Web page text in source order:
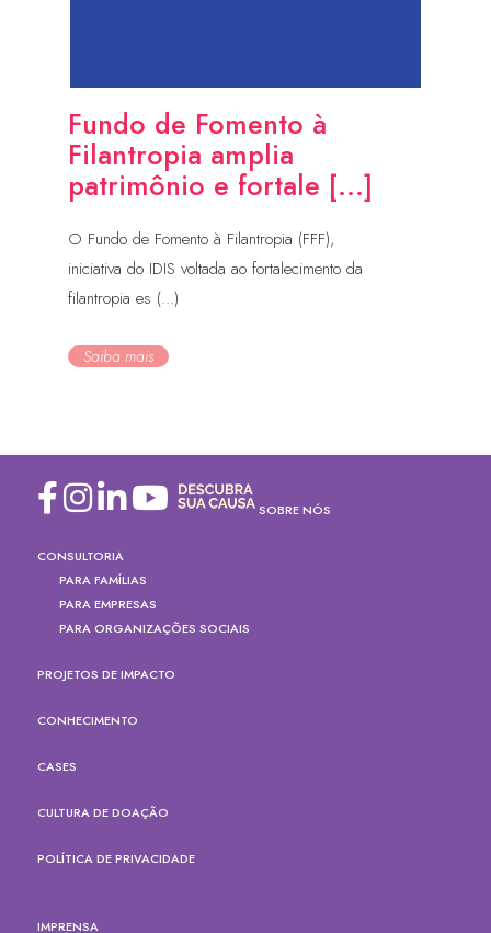
Fundo de Fomento à
Filantropia amplia
patrimônio e fortale [...]
O Fundo de Fomento à Filantropia (FFF),
iniciativa do IDIS voltada ao fortalecimento da
filantropia es (...)
Saiba mais
SOBRE NÓS
CONSULTORIA
PARA FAMÍLIAS
PARA EMPRESAS
PARA ORGANIZAÇÕES SOCIAIS
PROJETOS DE IMPACTO
CONHECIMENTO
CASES
CULTURA DE DOAÇÃO
POLÍTICA DE PRIVACIDADE
IMPRENSA